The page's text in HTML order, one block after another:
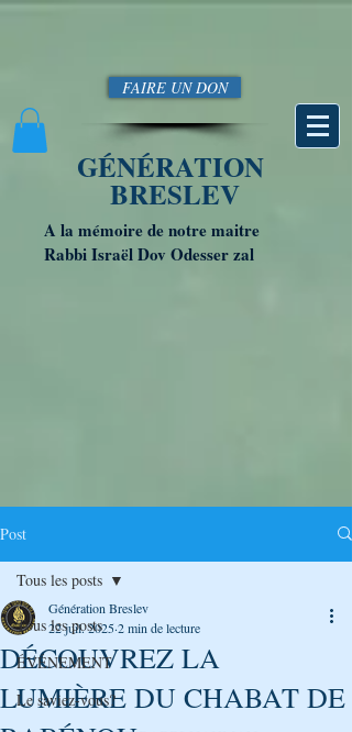
FAIRE UN DON
GÉNÉRATION
BRESLEV
A la mémoire de notre maitre
Rabbi Israël Dov Odesser zal
Post
Tous les posts
ÉVÉNEMENT
Le saviez-vous?
Tous les posts
DÉCOUVREZ LA
LUMIÈRE DU CHABAT DE
Génération Breslev
22 juil. 20252 min de lecture